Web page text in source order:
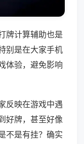
牌计算辅助也是
别是在大家手机
体验，避免影响
反映在游戏中遇
好牌，甚至好像
不是有挂？确实